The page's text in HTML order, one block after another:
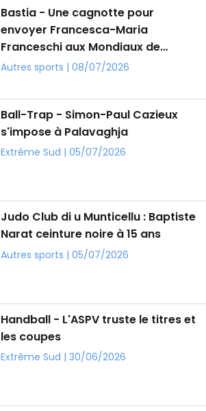
Bastia - Une cagnotte pour
envoyer Francesca-Maria
Franceschi aux Mondiaux de
taekwondo
Autres sports | 08/07/2026
Ball-Trap - Simon-Paul Cazieux
s'impose à Palavaghja
Extrême Sud | 05/07/2026
Judo Club di u Munticellu : Baptiste
Narat ceinture noire à 15 ans
Autres sports | 05/07/2026
Handball - L'ASPV truste le titres et
les coupes
Extrême Sud | 30/06/2026